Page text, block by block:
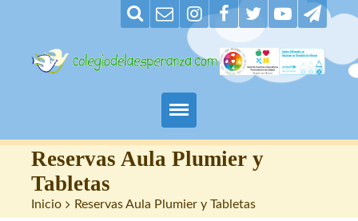
Padres
Alumnos
Reservas Aula Plumier y
Tabletas
Inicio > Reservas Aula Plumier y Tabletas